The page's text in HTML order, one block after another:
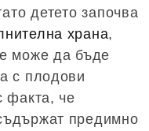
детето започва
храна,
може да бъде
с плодови
факта, че
предимно